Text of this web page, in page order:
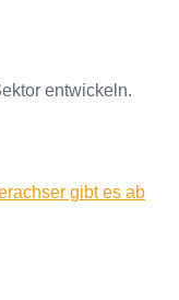
entwickeln.
gibt es ab